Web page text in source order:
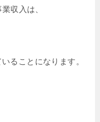
収入は、
ることになります。